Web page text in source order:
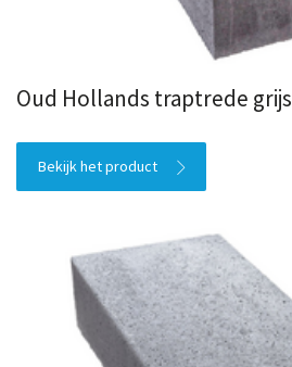
Oud Hollands traptrede grijs
Bekijk het product